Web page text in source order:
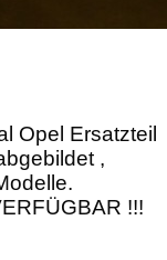
Opel Ersatzteil
,
!!!